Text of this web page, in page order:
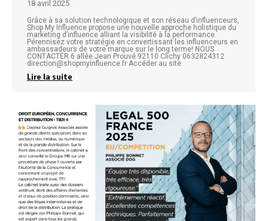
18 avril 2025
Grâce à sa solution technologique et son réseau d’influenceurs,
Shop My Influence propose une nouvelle approche holistique du
marketing d’influence alliant la visibilité à la performance.
Pérennisez votre stratégie en convertissant les influenceurs en
ambassadeurs de votre marque sur le long terme! NOUS
CONTACTER 6 allée Jean Prouvé 92110 Clichy 0632824312
direction@shopmyinfluence.fr Accéder au site
Lire la suite